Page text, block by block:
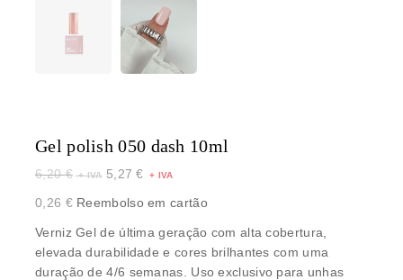
Gel polish 050 dash 10ml
6,20€ 5,27€
0,26 €Reembolso em cartão
Verniz Gel de última geração com alta cobertura,
elevada durabilidade e cores brilhantes com uma
duração de 4/6 semanas. Uso exclusivo para unhas